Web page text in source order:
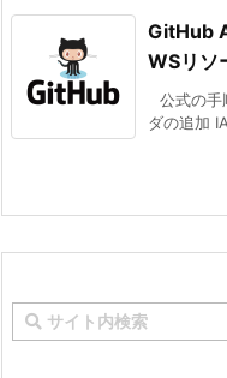
GitHub
WSリソ
公式の手
ダの追加